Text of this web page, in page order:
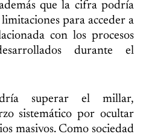
que la cifra podría
para acceder a
con los procesos
durante el
superar el millar,
sistemático por ocultar
masivos. Como sociedad